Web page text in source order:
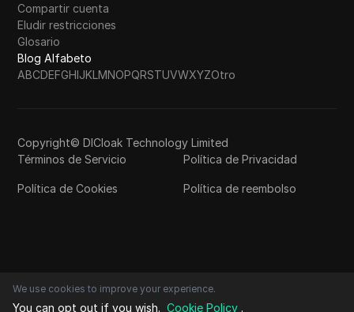
Compartir cuenta
Eludir restricciones
Glosario
Blog Alfabeto
ABCDEFGHIJKLMNOPQRSTUVWXYZOtro
Copyright© DICloak Technology Limited
Términos de Servicio
Política de Privacidad
Política de Cookies Política de reembolso
We use cookies to improve your experience.
You can opt out if you wish. Cookie Policy .